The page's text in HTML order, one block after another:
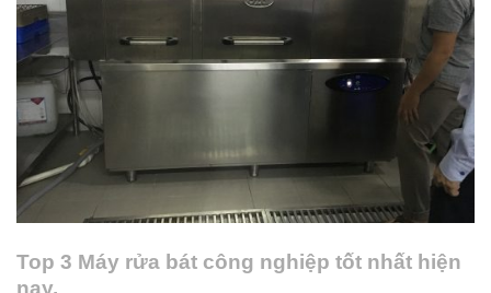
Top 3 Máy rửa bát công nghiệp tốt nhất hiện
nay.